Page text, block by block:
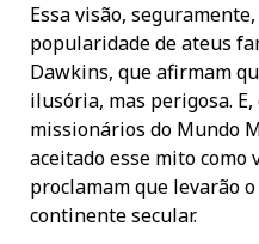
Essa visão,
popularidade de ateus
Dawkins, que afirmam
ilusória, mas perigosa.
missionários do Mundo
aceitado esse mito
proclamam que levarão
continente secular.